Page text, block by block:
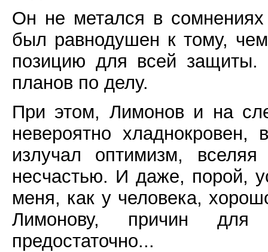
Он не метался в
был равнодушен к тому,
позицию для всей
планов по делу.
При этом, Лимонов и на
невероятно
излучал оптимизм,
несчастью. И даже, порой,
меня, как у человека,
Лимонову, причин для
предостаточно...